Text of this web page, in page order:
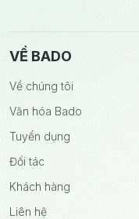
VỀ BADO
Về chúng tôi
Văn hóa Bado
Tuyển dụng
Đối tác
Khách hàng
Liên hệ